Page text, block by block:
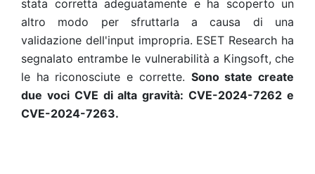
stata corretta adeguatamente e ha scoperto un
altro modo per sfruttarla a causa di una
validazione dell'input impropria. ESET Research ha
segnalato entrambe le vulnerabilità a Kingsoft, che
le ha riconosciute e corrette. Sono state create
due voci CVE di alta gravità: CVE-2024-7262 e
CVE-2024-7263.